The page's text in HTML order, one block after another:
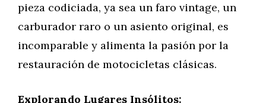
pieza codiciada, ya sea un faro vintage, un
carburador raro o un asiento original, es
incomparable y alimenta la pasión por la
restauración de motocicletas clásicas.
Explorando Lugares Insólitos: